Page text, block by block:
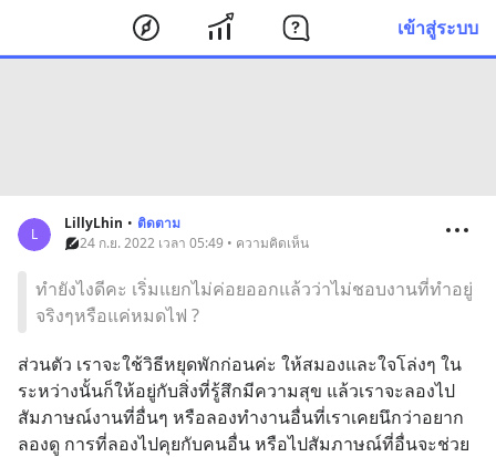
เข้าสู่ระบบ
L
LillyLhin • ติดตาม
24 ก.ย. 2022 เวลา 05:49 • ความคิดเห็น
ทำยังไงดีคะ เริ่มแยกไม่ค่อยออกแล้วว่าไม่ชอบงานที่ทำอยู่
จริงๆหรือแค่หมดไฟ ?
ส่วนตัว เราจะใช้วิธีหยุดพักก่อนค่ะ ให้สมองและใจโล่งๆ ใน
ระหว่างนั้นก็ให้อยู่กับสิ่งที่รู้สึกมีความสุข แล้วเราจะลองไป
สัมภาษณ์​งานที่อื่นๆ หรือลองทำงานอื่นที่เราเคยนึกว่าอยาก
ลองดู การที่ลองไปคุยกับคนอื่น หรือไปสัมภาษณ์​ที่อื่นจะช่วย